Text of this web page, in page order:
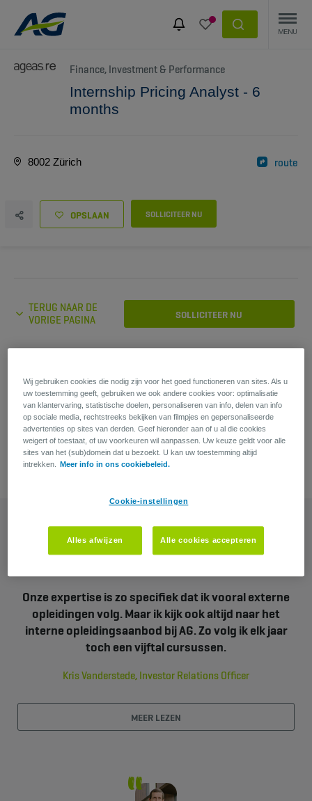
Finance, Investment & Performance
Internship Pricing Analyst - 6
months
OPSLAAN SOLLICITEER NU
8002 Zürich route
Heb je een vraag?
Justine Sterckx
TERUG NAAR DE
VORIGE PAGINA
SOLLICITEER NU
Onze expertise is zo specifiek dat ik vooral externe
opleidingen volg. Maar ik kijk ook altijd naar het
interne opleidingsaanbod bij AG. Zo volg ik elk jaar
toch een vijftal cursussen.
Kris Vanderstede, Investor Relations Officer
MEER LEZEN
Wij gebruiken cookies die nodig zijn voor het goed functioneren van sites. Als u
uw toestemming geeft, gebruiken we ook andere cookies voor: optimalisatie
van klantervaring, statistische doelen, personaliseren van info, delen van info
op sociale media, rechtstreeks bekijken van filmpjes en gepersonaliseerde
advertenties op sites van derden. Geef hieronder aan of u al die cookies
weigert of toestaat, of uw voorkeuren wil aanpassen. Uw keuze geldt voor alle
sites van het (sub)domein dat u bezoekt. U kan uw toestemming altijd
intrekken.
Meer info in ons cookiebeleid.
Cookie-instellingen
Alles afwijzen Alle cookies accepteren